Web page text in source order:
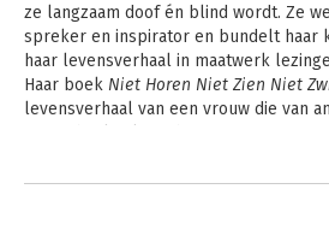
ze langzaam doof én blind wordt. Ze
spreker en inspirator en bundelt haar
haar levensverhaal in maatwerk
Haar boek Niet Horen Niet Zien Niet
levensverhaal van een vrouw die van
Blinde bracht zij samen met Niek van
Andere boeken door